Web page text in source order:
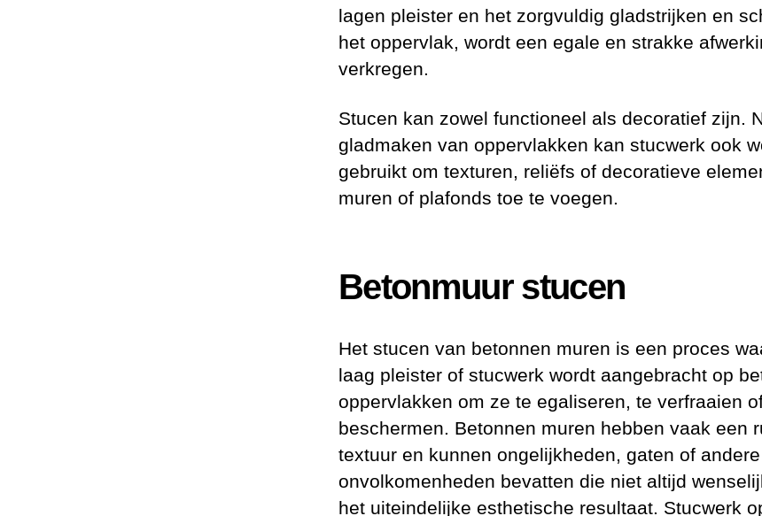
lagen pleister en het zorgvuldig gladstrijken en
het oppervlak, wordt een egale en strakke
verkregen.
Stucen kan zowel functioneel als decoratief zijn.
gladmaken van oppervlakken kan stucwerk ook
gebruikt om texturen, reliëfs of decoratieve
muren of plafonds toe te voegen.
Betonmuur stucen
Het stucen van betonnen muren is een proces
laag pleister of stucwerk wordt aangebracht op
oppervlakken om ze te egaliseren, te verfraaien
beschermen. Betonnen muren hebben vaak een
textuur en kunnen ongelijkheden, gaten of andere
onvolkomenheden bevatten die niet altijd
het uiteindelijke esthetische resultaat. Stucwerk